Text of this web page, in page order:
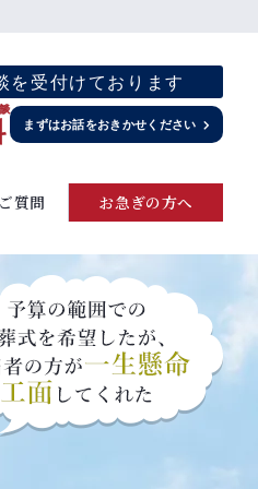
受付けております
まずはお話をおきかせください
質問 お急ぎの方へ